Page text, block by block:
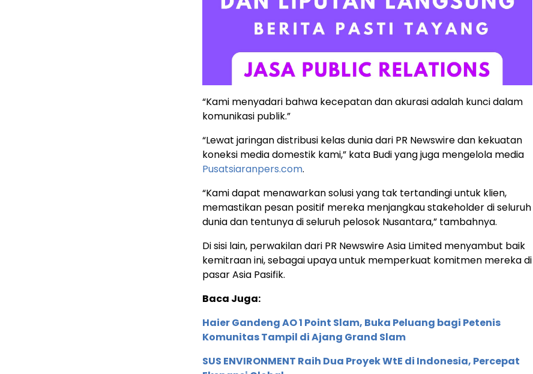
“Kami menyadari bahwa kecepatan dan akurasi adalah kunci dalam
komunikasi publik.”
“Lewat jaringan distribusi kelas dunia dari PR Newswire dan kekuatan
koneksi media domestik kami,” kata Budi yang juga mengelola media
Pusatsiaranpers.com.
“Kami dapat menawarkan solusi yang tak tertandingi untuk klien,
memastikan pesan positif mereka menjangkau stakeholder di seluruh
dunia dan tentunya di seluruh pelosok Nusantara,” tambahnya.
Di sisi lain, perwakilan dari PR Newswire Asia Limited menyambut baik
kemitraan ini, sebagai upaya untuk memperkuat komitmen mereka di
pasar Asia Pasifik.
Baca Juga:
Haier Gandeng AO 1 Point Slam, Buka Peluang bagi Petenis
Komunitas Tampil di Ajang Grand Slam
SUS ENVIRONMENT Raih Dua Proyek WtE di Indonesia, Percepat